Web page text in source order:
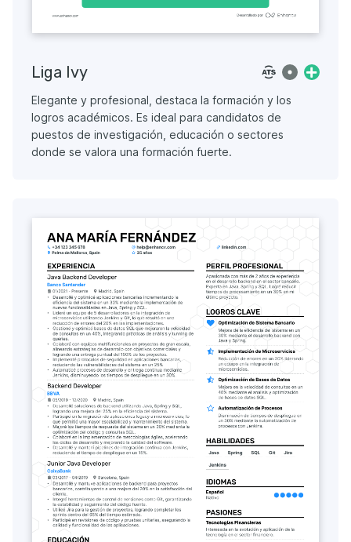
Liga Ivy
Elegante y profesional, destaca la formación y los
logros académicos. Es ideal para candidatos de
puestos de investigación, educación o sectores
donde se valora una formación fuerte.